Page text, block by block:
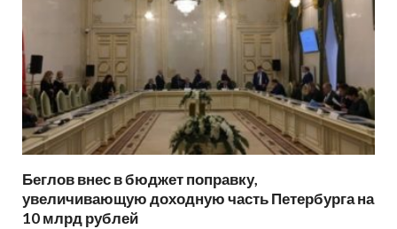
Беглов внес в бюджет поправку,
увеличивающую доходную часть Петербурга на
10 млрд рублей